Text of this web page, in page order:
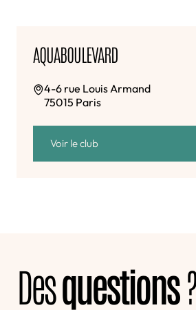
AQUABOULEVARD
4-6 rue Louis Armand
75015 Paris
Voir le club
Desquestions?